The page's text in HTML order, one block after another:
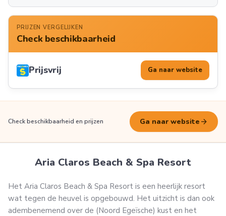
PRIJZEN VERGELIJKEN
Check beschikbaarheid
Prijsvrij Ga naar website
Check beschikbaarheid en prijzen Ga naar website arrow_forward
Aria Claros Beach & Spa Resort
Het Aria Claros Beach & Spa Resort is een heerlijk resort
wat tegen de heuvel is opgebouwd. Het uitzicht is dan ook
adembenemend over de (Noord Egeïsche) kust en het